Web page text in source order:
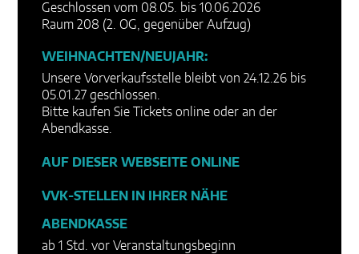
Geschlossen vom 08.05. bis 10.06.2026
Raum 208 (2. OG, gegenüber Aufzug)
WEIHNACHTEN/NEUJAHR:
Unsere Vorverkaufsstelle bleibt von 24.12.26 bis
05.01.27 geschlossen.
Bitte kaufen Sie Tickets online oder an der
Abendkasse.
AUF DIESER WEBSEITE ONLINE
VVK-STELLEN IN IHRER NÄHE
ABENDKASSE
ab 1 Std. vor Veranstaltungsbeginn